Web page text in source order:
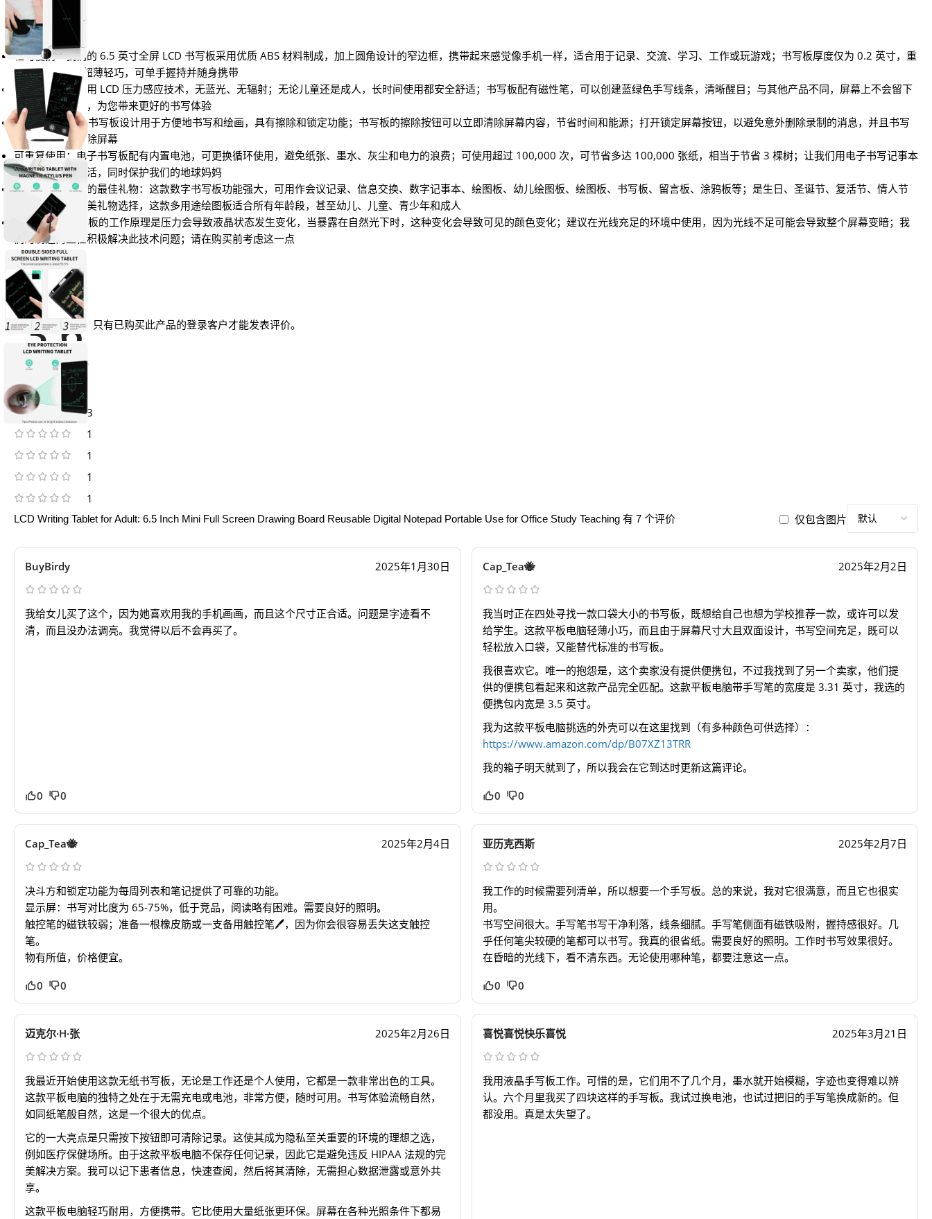
描述
轻巧便携：我们的 6.5 英寸全屏 LCD 书写板采用优质 ABS 材料制成，加上圆角设计的窄边框，携带起来感觉像手机一样，适合用于记录、交流、学习、工作或玩游戏；书写板厚度仅为 0.2 英寸，重
量为 0.11 磅，超薄轻巧，可单手握持并随身携带
护眼：绘图板采用 LCD 压力感应技术，无蓝光、无辐射；无论儿童还是成人，长时间使用都安全舒适；书写板配有磁性笔，可以创建蓝绿色手写线条，清晰醒目；与其他产品不同，屏幕上不会留下
指纹或按压痕迹，为您带来更好的书写体验
易于使用：LCD 书写板设计用于方便地书写和绘画，具有擦除和锁定功能；书写板的擦除按钮可以立即清除屏幕内容，节省时间和能源；打开锁定屏幕按钮，以避免意外删除录制的消息，并且书写
板解锁时可以擦除屏幕
可重复使用：电子书写板配有内置电池，可更换循环使用，避免纸张、墨水、灰尘和电力的浪费；可使用超过 100,000 次，可节省多达 100,000 张纸，相当于节省 3 棵树；让我们用电子书写记事本
享受更美好的生活，同时保护我们的地球妈妈
送给家人和朋友的最佳礼物：这款数字书写板功能强大，可用作会议记录、信息交换、数字记事本、绘图板、幼儿绘图板、绘图板、书写板、留言板、涂鸦板等；是生日、圣诞节、复活节、情人节
或返校用品的完美礼物选择，这款多用途绘图板适合所有年龄段，甚至幼儿、儿童、青少年和成人
提示：LCD 手写板的工作原理是压力会导致液晶状态发生变化，当暴露在自然光下时，这种变化会导致可见的颜色变化；建议在光线充足的环境中使用，因为光线不足可能会导致整个屏幕变暗；我
们的制造商正在积极解决此技术问题；请在购买前考虑这一点
顾客评论
3.6
7 评论
3
1
1
1
1
LCD Writing Tablet for Adult: 6.5 Inch Mini Full Screen Drawing Board Reusable Digital Notepad Portable Use for Office Study Teaching 有 7 个评价 仅包含图片
BuyBirdy 2025年1月30日
我给女儿买了这个，因为她喜欢用我的手机画画，而且这个尺寸正合适。问题是字迹看不
清，而且没办法调亮。我觉得以后不会再买了。
0 0
Cap_Tea🐝 2025年2月2日
我当时正在四处寻找一款口袋大小的书写板，既想给自己也想为学校推荐一款，或许可以发
给学生。这款平板电脑轻薄小巧，而且由于屏幕尺寸大且双面设计，书写空间充足，既可以
轻松放入口袋，又能替代标准的书写板。
我很喜欢它。唯一的抱怨是，这个卖家没有提供便携包，不过我找到了另一个卖家，他们提
供的便携包看起来和这款产品完全匹配。这款平板电脑带手写笔的宽度是 3.31 英寸，我选的
便携包内宽是 3.5 英寸。
我为这款平板电脑挑选的外壳可以在这里找到（有多种颜色可供选择）：
https://www.amazon.com/dp/B07XZ13TRR
我的箱子明天就到了，所以我会在它到达时更新这篇评论。
0 0
Cap_Tea🐝 2025年2月4日
决斗方和锁定功能为每周列表和笔记提供了可靠的功能。
显示屏：书写对比度为 65-75%，低于竞品，阅读略有困难。需要良好的照明。
触控笔的磁铁较弱；准备一根橡皮筋或一支备用触控笔🖊️，因为你会很容易丢失这支触控
笔。
物有所值，价格便宜。
0 0
亚历克西斯 2025年2月7日
我工作的时候需要列清单，所以想要一个手写板。总的来说，我对它很满意，而且它也很实
用。
书写空间很大。手写笔书写干净利落，线条细腻。手写笔侧面有磁铁吸附，握持感很好。几
乎任何笔尖较硬的笔都可以书写。我真的很省纸。需要良好的照明。工作时书写效果很好。
在昏暗的光线下，看不清东西。无论使用哪种笔，都要注意这一点。
0 0
迈克尔·H·张 2025年2月26日
我最近开始使用这款无纸书写板，无论是工作还是个人使用，它都是一款非常出色的工具。
这款平板电脑的独特之处在于无需充电或电池，非常方便，随时可用。书写体验流畅自然，
如同纸笔般自然，这是一个很大的优点。
它的一大亮点是只需按下按钮即可清除记录。这使其成为隐私至关重要的环境的理想之选，
例如医疗保健场所。由于这款平板电脑不保存任何记录，因此它是避免违反 HIPAA 法规的完
美解决方案。我可以记下患者信息，快速查阅，然后将其清除，无需担心数据泄露或意外共
享。
这款平板电脑轻巧耐用，方便携带。它比使用大量纸张更环保。屏幕在各种光照条件下都易
喜悦喜悦快乐喜悦 2025年3月21日
我用液晶手写板工作。可惜的是，它们用不了几个月，墨水就开始模糊，字迹也变得难以辨
认。六个月里我买了四块这样的手写板。我试过换电池，也试过把旧的手写笔换成新的。但
都没用。真是太失望了。
只有已购买此产品的登录客户才能发表评价。